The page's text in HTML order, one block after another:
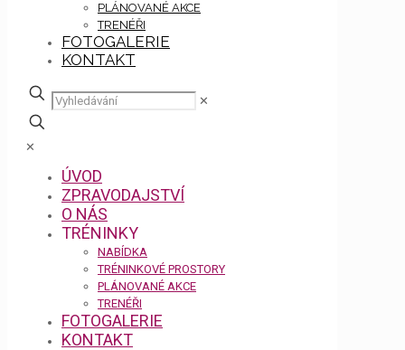
PLÁNOVANÉ AKCE
TRENÉŘI
FOTOGALERIE
KONTAKT
✕
✕
ÚVOD
ZPRAVODAJSTVÍ
O NÁS
TRÉNINKY
NABÍDKA
TRÉNINKOVÉ PROSTORY
PLÁNOVANÉ AKCE
TRENÉŘI
FOTOGALERIE
KONTAKT